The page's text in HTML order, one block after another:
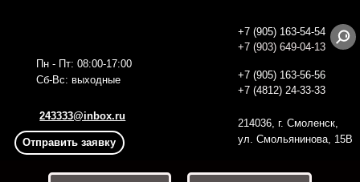
214036, г. Смоленск,
ул. Смольянинова, 15В
Пн - Пт: 08:00-17:00
Сб-Вс: выходные
+7 (905) 163-54-54
+7 (903) 649-04-13
243333@inbox.ru
Отправить заявку
+7 (905) 163-56-56
+7 (4812) 24-33-33